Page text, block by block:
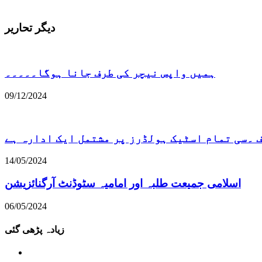
دیگر تحاریر
ہمیں واپس نیچر کی طرف جانا ہوگا۔۔۔۔۔
09/12/2024
۔سی تمام اسٹیک ہولڈرز پر مشتمل ایک ادارہ ہے
14/05/2024
اسلامی جمیعت طلبہ اور امامیہ سٹوڈنٹ آرگنائزیشن
06/05/2024
زیادہ پڑھی گئی